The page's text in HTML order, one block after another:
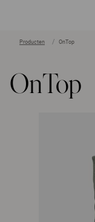
Producten OnTop
OnTop